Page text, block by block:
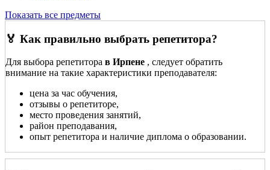
Показать все предметы
🏅 Как правильно выбрать репетитора?
Для выбора репетитора в Ирпене , следует обратить
внимание на такие характеристики преподавателя:
цена за час обучения,
отзывы о репетиторе,
место проведения занятий,
район преподавания,
опыт репетитора и наличие диплома о образовании.